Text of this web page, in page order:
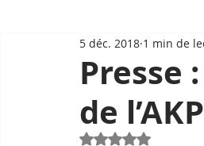
Presse
de l’AKP
5 déc. 2018 1 min de
Noté NaN étoiles